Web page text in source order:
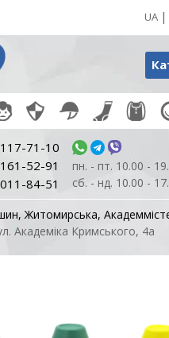
UA |
71-10
52-91
84-51
пн. - пт. 10.00 -
сб. - нд. 10.00 -
Житомирська,
Академіка Кримського, 4а